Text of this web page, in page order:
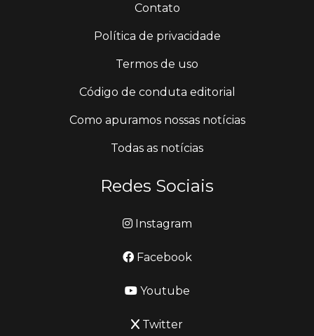
Contato
Política de privacidade
Termos de uso
Código de conduta editorial
Como apuramos nossas notícias
Todas as notícias
Redes Sociais
Instagram
Facebook
Youtube
Twitter